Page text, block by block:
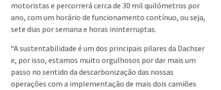
motoristas e percorrerá cerca de 30 mil quilómetros por
ano, com um horário de funcionamento contínuo, ou seja,
sete dias por semana e horas ininterruptas.
“A sustentabilidade é um dos principais pilares da Dachser
e, por isso, estamos muito orgulhosos por dar mais um
passo no sentido da descarbonização das nossas
operações com a implementação de mais dois camiões